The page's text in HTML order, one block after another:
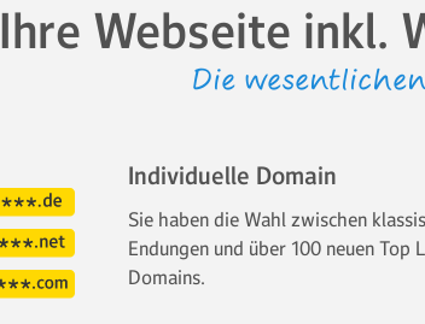
Ihre Webseite inkl.
Die
Individuelle Domain
Sie haben die Wahl zwischen
Endungen und über 100 neuen Top
Domains.